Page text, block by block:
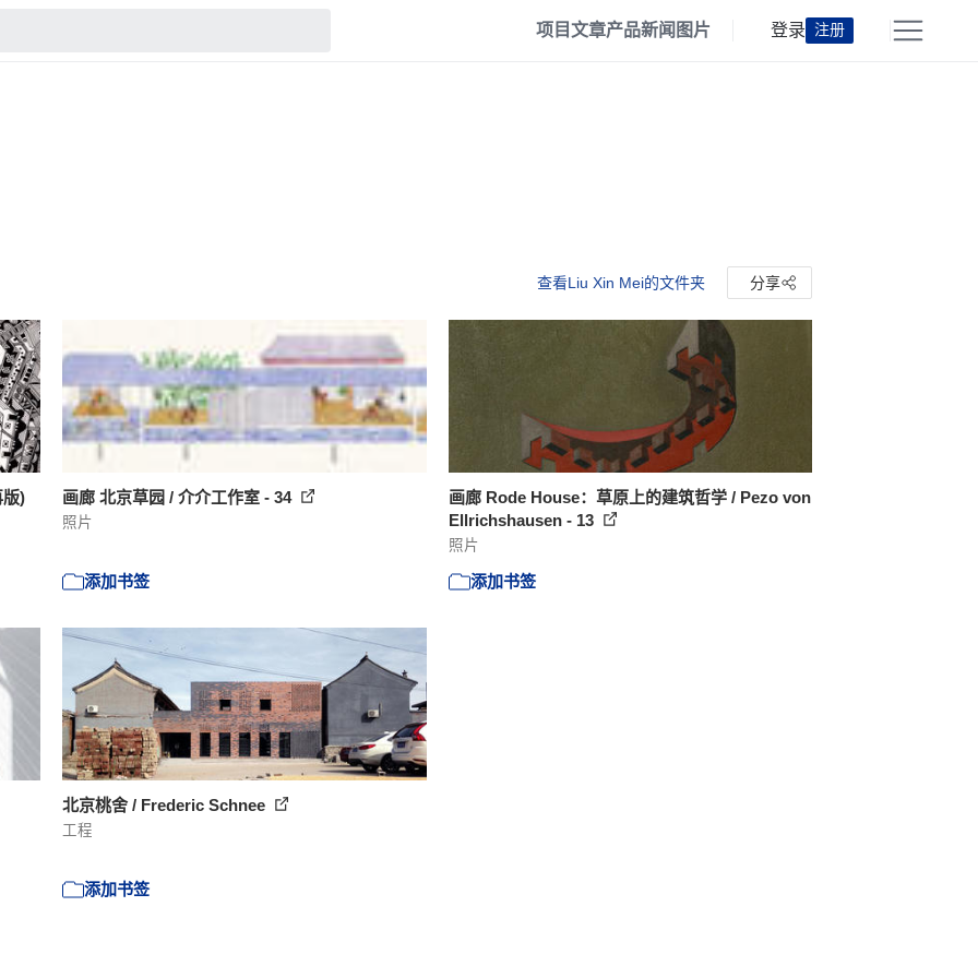
项目文章产品新闻 图片 登录 注册
查看Liu Xin Mei的文件夹 分享
版) 画廊 北京草园 / 介介工作室 - 34
照片
添加书签
画廊 Rode House：草原上的建筑哲学 / Pezo von
Ellrichshausen - 13
照片
添加书签
北京桃舍 / Frederic Schnee
工程
添加书签